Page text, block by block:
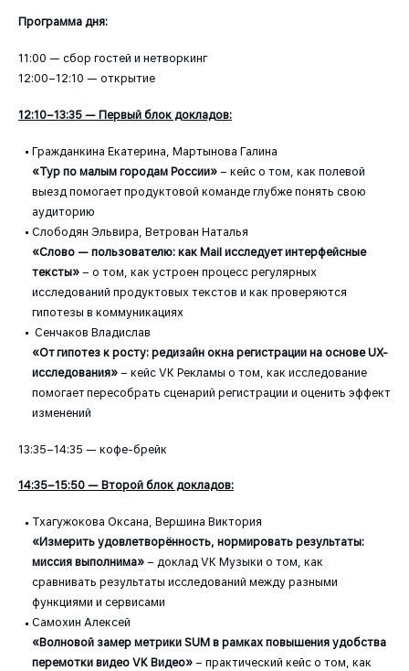
Программа дня:
11:00 — сбор гостей и нетворкинг
12:00–12:10 — открытие
12:10–13:35 — Первый блок докладов:
Гражданкина Екатерина, Мартынова Галина
«Тур по малым городам России» – кейс о том, как полевой
выезд помогает продуктовой команде глубже понять свою
аудиторию
Слободян Эльвира, Ветрован Наталья
«Слово — пользователю: как Mail исследует интерфейсные
тексты» – о том, как устроен процесс регулярных
исследований продуктовых текстов и как проверяются
гипотезы в коммуникациях
Сенчаков Владислав
«От гипотез к росту: редизайн окна регистрации на основе UX-
исследования» – кейс VK Рекламы о том, как исследование
помогает пересобрать сценарий регистрации и оценить эффект
изменений
13:35–14:35 — кофе-брейк
14:35–15:50 — Второй блок докладов:
Тхагужокова Оксана, Вершина Виктория
«Измерить удовлетворённость, нормировать результаты:
миссия выполнима» – доклад VK Музыки о том, как
сравнивать результаты исследований между разными
функциями и сервисами
Самохин Алексей
«Волновой замер метрики SUM в рамках повышения удобства
перемотки видео VK Видео» – практический кейс о том, как